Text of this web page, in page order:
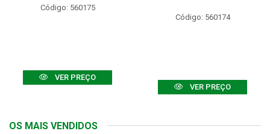
Código: 560175
VER PREÇO
Código: 560174
VER PREÇO
OS MAIS VENDIDOS